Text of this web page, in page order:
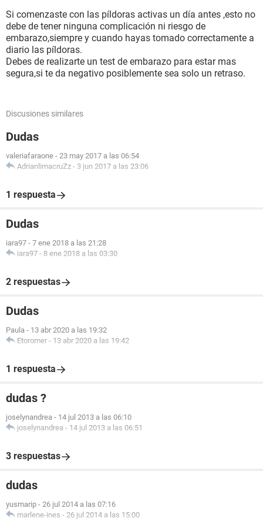
Si comenzaste con las píldoras activas un día antes ,esto no
debe de tener ninguna complicación ni riesgo de
embarazo,siempre y cuando hayas tomado correctamente a
diario las píldoras.
Debes de realizarte un test de embarazo para estar mas
segura,si te da negativo posiblemente sea solo un retraso.
Discusiones similares
Dudas
valeriafaraone - 23 may 2017 a las 06:54
AdrianlimacruZz - 3 jun 2017 a las 23:06
1 respuesta
Dudas
iara97 - 7 ene 2018 a las 21:28
iara97 - 8 ene 2018 a las 03:30
2 respuestas
Dudas
Paula - 13 abr 2020 a las 19:32
Etoromer - 13 abr 2020 a las 19:42
1 respuesta
dudas ?
joselynandrea - 14 jul 2013 a las 06:10
joselynandrea - 14 jul 2013 a las 06:51
3 respuestas
dudas
yusmarip - 26 jul 2014 a las 07:16
marlene-ines - 26 jul 2014 a las 15:00